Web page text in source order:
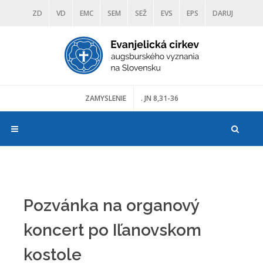
ZD VD EMC SEM SEŽ EVS EPS DARUJ
DIAKONIA ŠKOLY TRANOSCIUS
ZAMYSLENIE . JN 8,31-36
Pozvánka na organový
koncert po Iľanovskom
kostole